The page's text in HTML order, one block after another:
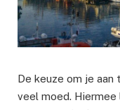
De keuze om je
veel moed.